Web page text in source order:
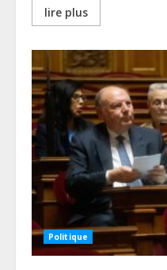
lire plus
Politique